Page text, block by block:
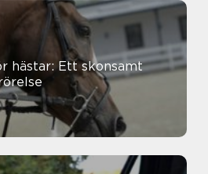
hästar: Ett skonsamt